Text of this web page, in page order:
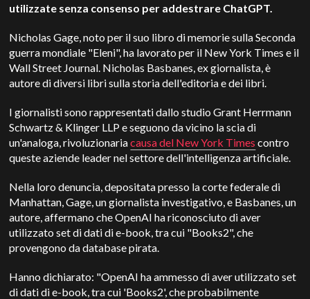
utilizzate senza consenso per addestrare ChatGPT.
Nicholas Gage, noto per il suo libro di memorie sulla Seconda
guerra mondiale "Eleni", ha lavorato per il New York Times e il
Wall Street Journal. Nicholas Basbanes, ex giornalista, è
autore di diversi libri sulla storia dell'editoria e dei libri.
I giornalisti sono rappresentati dallo studio Grant Herrmann
Schwartz & Klinger LLP e seguono da vicino la scia di
un'analoga, rivoluzionariacausa del New York Times contro
queste aziende leader nel settore dell'intelligenza artificiale.
Nella loro denuncia, depositata presso la corte federale di
Manhattan, Gage, un giornalista investigativo, e Basbanes, un
autore, affermano che OpenAI ha riconosciuto di aver
utilizzato set di dati di e-book, tra cui "Books2", che
provengono da database pirata.
Hanno dichiarato: "OpenAI ha ammesso di aver utilizzato set
di dati di e-book, tra cui 'Books2', che probabilmente